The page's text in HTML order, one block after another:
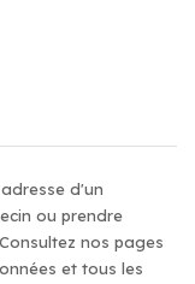
d'un
ou prendre
nos pages
et tous les